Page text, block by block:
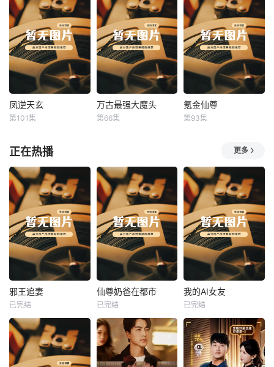
凤逆天玄
凤逆天玄
第101集
万古最强大魔头
万古最强大魔头
第66集
氪金仙尊
氪金仙尊
第93集
正在热播 更多
热播
邪王追妻
未知
邪王追妻
已完结
热播
未知
仙尊奶爸在都市
已完结
热播
我的AI女友
未知
我的AI女友
已完结